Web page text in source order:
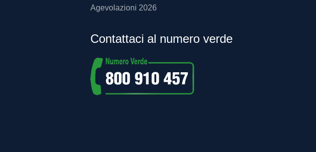
Agevolazioni 2026
Contattaci al numero verde